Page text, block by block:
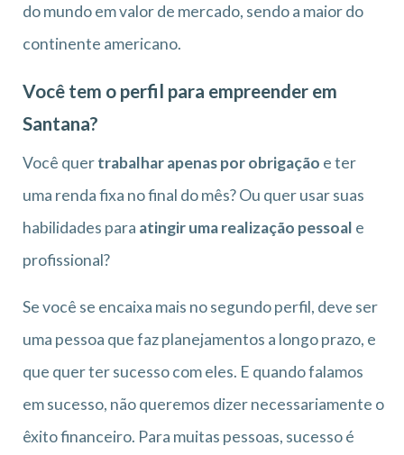
do mundo em valor de mercado, sendo a maior do
continente americano.
Você tem o perfil para empreender em
Santana?
Você quertrabalhar apenas por obrigação e ter
uma renda fixa no final do mês? Ou quer usar suas
habilidades para atingir uma realização pessoal e
profissional?
Se você se encaixa mais no segundo perfil, deve ser
uma pessoa que faz planejamentos a longo prazo, e
que quer ter sucesso com eles. E quando falamos
em sucesso, não queremos dizer necessariamente o
êxito financeiro. Para muitas pessoas, sucesso é